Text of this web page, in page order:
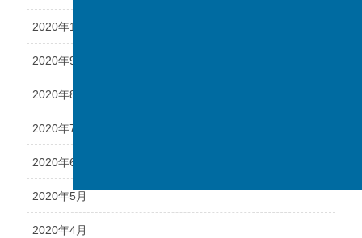
2020年10月
2020年9月
2020年8月
2020年7月
2020年6月
2020年5月
2020年4月